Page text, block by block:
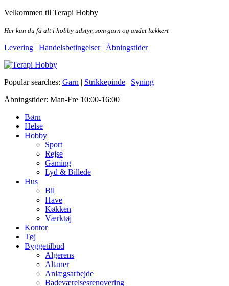
Skip
the
Velkommen til Terapi Hobby
Her kan du få alt i hobby udstyr, som garn og andet lækkert
Levering | Handelsbetingelser| Åbningstider
Terapi Hobby
Popular searches: Garn | Strikkepinde | Syning
Åbningstider: Man-Fre 10:00-16:00
Børn
Helse
Hobby
Sport
Rejse
Gaming
Lyd & Billede
Hus
Bil
Have
Køkken
Værktøj
Kontor
Tøj
Byggetilbud
Algerens
Altaner
Anlægsarbejde
Badeværelsesrenovering